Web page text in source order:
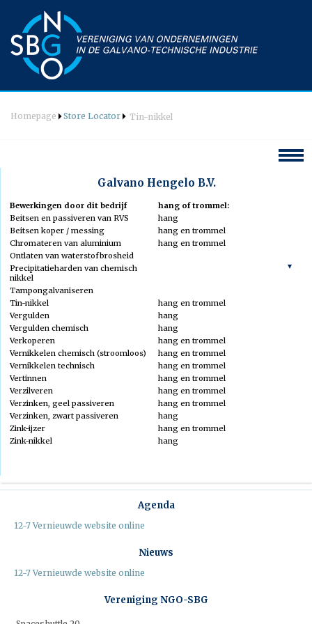
Homepage Store Locator Tin-nikkel
Hoofdmenu
Welkom
Agenda
Nieuws
Vereniging
Bestuur
Commissie Techniek & PR
Kascontrole
Wat is galvanotechniek
Opleidingen
Contact
Leveringsvoorwaarden
Normen
Links
Galvano Hengelo B.V.
Bewerkingen door dit bedrijf
hang of trommel:
Beitsen en passiveren van RVS
hang
Beitsen koper / messing
hang en trommel
Chromateren van aluminium
hang en trommel
Ontlaten van waterstofbrosheid
Precipitatieharden van chemisch
nikkel
Tampongalvaniseren
Tin-nikkel
hang en trommel
Vergulden
hang
Vergulden chemisch
hang
Verkoperen
hang en trommel
Vernikkelen chemisch (stroomloos)
hang en trommel
Vernikkelen technisch
hang en trommel
Vertinnen
hang en trommel
Verzilveren
hang en trommel
Verzinken, geel passiveren
hang en trommel
Verzinken, zwart passiveren
hang
Zink-ijzer
hang en trommel
Zink-nikkel
hang
Agenda
12-7 Vernieuwde website online
Nieuws
12-7 Vernieuwde website online
Vereniging NGO-SBG